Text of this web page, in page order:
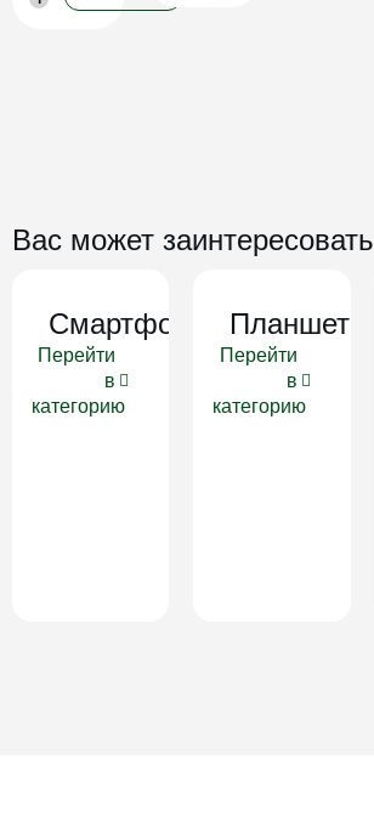
Вас может заинтересовать
Смартфоны
Перейти
в
категорию
Планшеты
Перейти
в
категорию